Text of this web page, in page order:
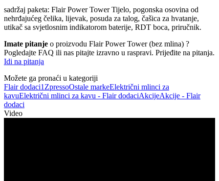
sadržaj paketa: Flair Power Tower Tijelo, pogonska osovina od
nehrđajućeg čelika, lijevak, posuda za talog, čašica za hvatanje,
utikač sa svjetlosnim indikatorom baterije, RDT boca, priručnik.
Imate pitanje o proizvodu Flair Power Tower (bez mlina) ?
Pogledajte FAQ ili nas pitajte izravno u raspravi. Prijeđite na pitanja.
Idi na pitanja
Možete ga pronaći u kategoriji
Flair dodaci1ZpressoOstale markeElektrični mlinci za
kavuElektrični mlinci za kavu - Flair dodaciAkcijeAkcije - Flair
dodaci
Video